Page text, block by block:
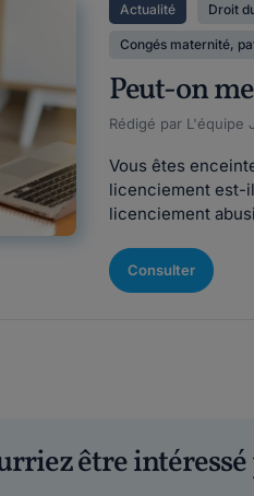
Actualité Droit
Congés maternité,
Peut-on
Rédigé par L'équipe
Vous êtes
licenciement est-
licenciement
Consulter
être